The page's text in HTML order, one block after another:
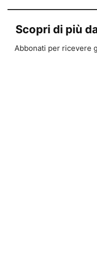
Scopri di più
Abbonati per ricevere